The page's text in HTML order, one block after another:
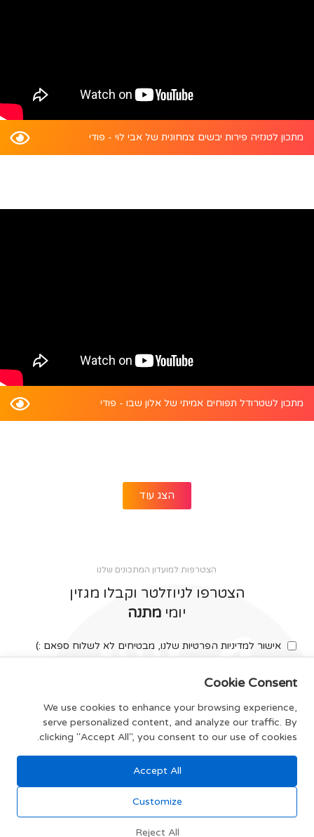
מתכון לטנזיה פירות יבשים צמחונית של אבי לוי - פודי
מתכון לשטרודל תפוחים אמיתי של אלון שבו - פודי
הצג עוד
הצטרפות למועדון המתכונים שלנו
הצטרפו לניוזלטר וקבלו מגזין
יומי מתנה
אישור למדיניות הפרטיות שלנו, מבטיחים לא לשלוח ספאם :)
צרפו אותי
תקנון האתר
Cookie Consent
We use cookies to enhance your browsing experience,
serve personalized content, and analyze our traffic. By
clicking "Accept All", you consent to our use of cookies.
Accept All
Customize
Reject All